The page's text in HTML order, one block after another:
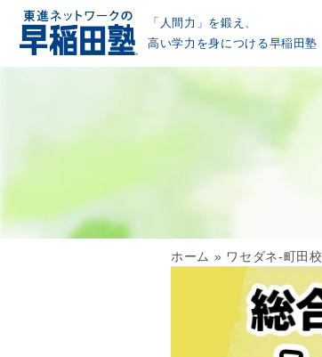
「人間力」を鍛え、
高い学力を身につける早稲田塾
ホーム » ワセダネ-町田校